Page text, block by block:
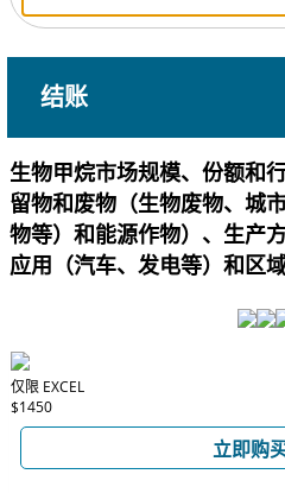
结账
生物甲烷市场规模、份额和
留物和废物（生物废物、城
物等）和能源作物）、生产
应用（汽车、发电等）和区
仅限 EXCEL
$1450
立即购